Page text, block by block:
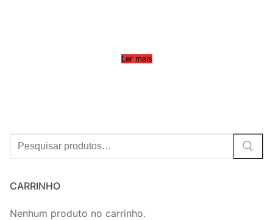
Ler mais
Procurar:
CARRINHO
Nenhum produto no carrinho.